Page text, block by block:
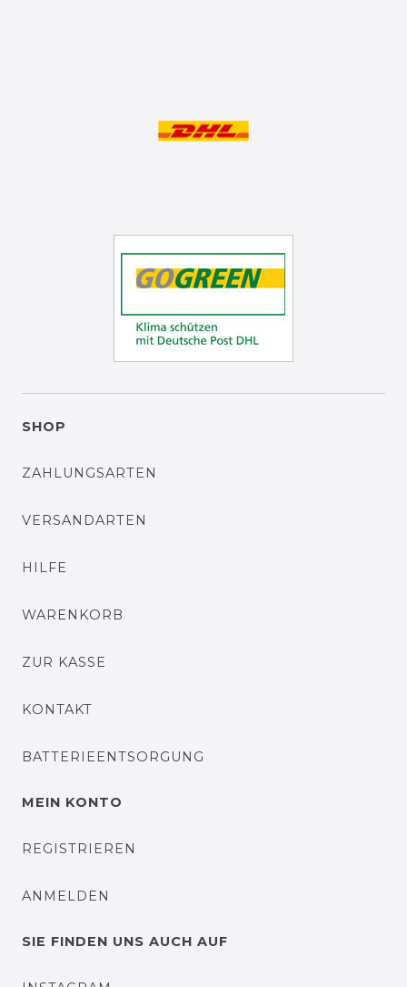
SHOP
ZAHLUNGSARTEN
VERSANDARTEN
HILFE
WARENKORB
ZUR KASSE
KONTAKT
BATTERIEENTSORGUNG
MEIN KONTO
REGISTRIEREN
ANMELDEN
SIE FINDEN UNS AUCH AUF